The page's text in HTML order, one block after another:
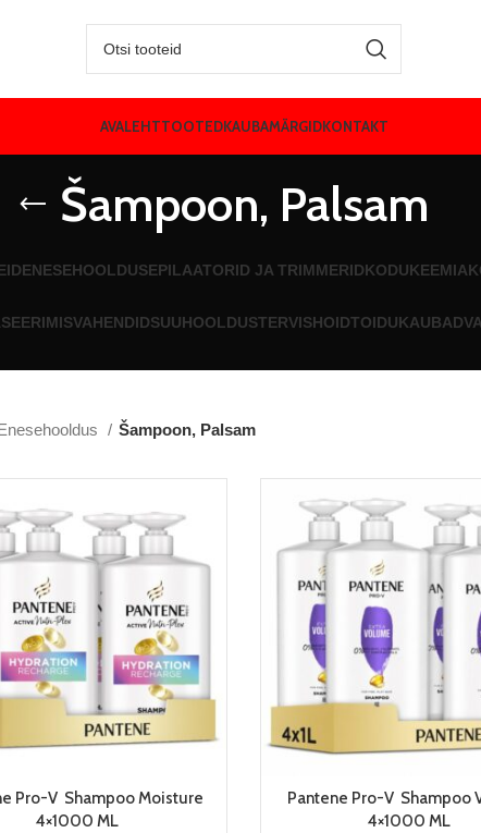
AVALEHTTOOTEDKAUBAMÄRGIDKONTAKT
Šampoon, Palsam
ENESEHOOLDUSEPILAATORID JA TRIMMERIDKODUKEEMIA
SUUHOOLDUSTERVISHOIDTOIDUKAUBAD
Šampoon, Palsam
LISA KORVI
Pro-V Shampoo Moisture
4×1000 ML
LISA KORVI
Pantene Pro-V Shampoo
4×1000 ML